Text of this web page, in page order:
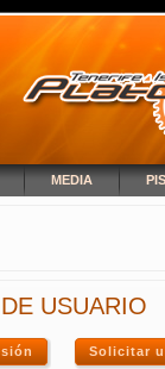
MEDIA
USTED
USUARIO
(solapa activa)
Solicitar